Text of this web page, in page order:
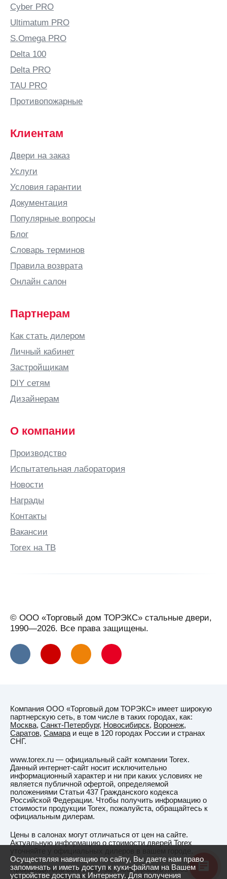
Cyber PRO
Ultimatum PRO
S.Omega PRO
Delta 100
Delta PRO
TAU PRO
Противопожарные
Клиентам
Двери на заказ
Услуги
Условия гарантии
Документация
Популярные вопросы
Блог
Словарь терминов
Правила возврата
Онлайн салон
Партнерам
Как стать дилером
Личный кабинет
Застройщикам
DIY сетям
Дизайнерам
О компании
Производство
Испытательная лаборатория
Новости
Награды
Контакты
Вакансии
Torex на ТВ
© ООО «Торговый дом ТОРЭКС» стальные двери,
1990—2026. Все права защищены.
Компания ООО «Торговый дом ТОРЭКС» имеет широкую
партнерскую сеть, в том числе в таких городах, как:
Москва, Санкт-Петербург, Новосибирск, Воронеж,
Саратов, Самара и еще в 120 городах России и странах
СНГ.
www.torex.ru — официальный сайт компании Torex.
Данный интернет-сайт носит исключительно
информационный характер и ни при каких условиях не
является публичной офертой, определяемой
положениями Статьи 437 Гражданского кодекса
Российской Федерации. Чтобы получить информацию о
стоимости продукции Torex, пожалуйста, обращайтесь к
официальным дилерам.
Цены в салонах могут отличаться от цен на сайте.
Актуальную информацию о стоимости дверей Torex
Производитель оставляет за собой право в любое время
Осуществляя навигацию по сайту, Вы даете нам право
запоминать и иметь доступ к куки-файлам на Вашем
устройстве доступа к Интернету. Для получения